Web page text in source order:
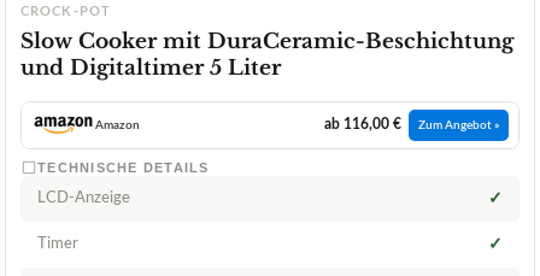
CROCK-POT
Slow Cooker mit DuraCeramic-Beschichtung
und Digitaltimer 5 Liter
Amazon ab 116,00 € Zum Angebot »
TECHNISCHE DETAILS
LCD-Anzeige ✓
Timer ✓